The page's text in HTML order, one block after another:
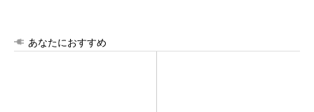
あなたにおすすめ